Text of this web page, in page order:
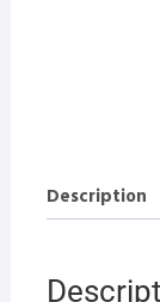
Description